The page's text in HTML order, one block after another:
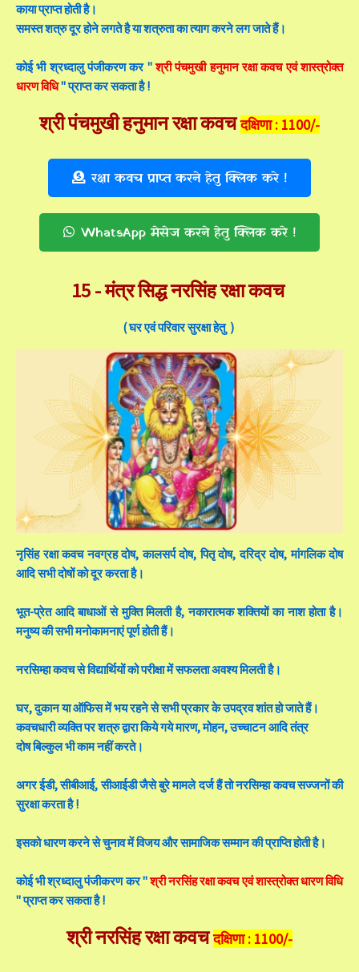
काया प्राप्त होती है।
समस्त शत्रु दूर होने लगते है या शत्रुता का त्याग करने लग जाते हैं।
कोई भी श्रध्दालु पंजीकरण कर "श्री पंचमुखी हनुमान रक्षा कवच एवं शास्त्रोक्त
धारण विधि" प्राप्त कर सकता है !
श्री पंचमुखी हनुमान रक्षा कवच दक्षिणा : 1100/-
रक्षा कवच प्राप्त करने हेतु क्लिक करे !
WhatsApp मेसेज करने हेतु क्लिक करे !
15 -मंत्र सिद्ध नरसिंह रक्षा कवच
( घर एवं परिवार सुरक्षा हेतु )
नृसिंह रक्षा कवच नवग्रह दोष, कालसर्प दोष, पितृ दोष, दरिद्र दोष, मांगलिक दोष
आदि सभी दोषों को दूर करता है।
भूत-प्रेत आदि बाधाओं से मुक्ति मिलती है, नकारात्मक शक्तियों का नाश होता है।
मनुष्य की सभी मनोकामनाएं पूर्ण होती हैं।
नरसिम्हा कवच से विद्यार्थियों को परीक्षा में सफलता अवश्य मिलती है।
घर, दुकान या ऑफिस में भय रहने से सभी प्रकार के उपद्रव शांत हो जाते हैं।
कवचधारी व्यक्ति पर शत्रु द्वारा किये गये मारण, मोहन, उच्चाटन आदि तंत्र
दोष बिल्कुल भी काम नहीं करते।
अगर ईडी, सीबीआई, सीआईडी जैसे बुरे मामले दर्ज हैं तो नरसिम्हा कवच सज्जनों की
सुरक्षा करता है !
इसको धारण करने से चुनाव में विजय और सामाजिक सम्मान की प्राप्ति होती है।
कोई भी श्रध्दालु पंजीकरण कर "श्री नरसिंह रक्षा कवच एवं शास्त्रोक्त धारण विधि
" प्राप्त कर सकता है !
श्रीनरसिंह रक्षा कवच दक्षिणा : 1100/-